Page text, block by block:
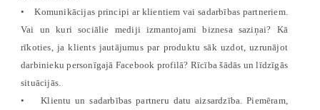
• Komunikācijas principi ar klientiem vai sadarbības partneriem.
Vai un kuri sociālie mediji izmantojami biznesa saziņai? Kā
rīkoties, ja klients jautājumus par produktu sāk uzdot, uzrunājot
darbinieku personīgajā Facebook profilā? Rīcība šādās un līdzīgās
situācijās.
• Klientu un sadarbības partneru datu aizsardzība. Piemēram,